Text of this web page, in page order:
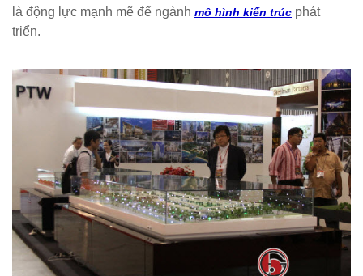
là động lực mạnh mẽ để ngành mô hình kiến trúc phát
triển.